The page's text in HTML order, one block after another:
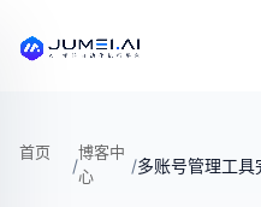
首页
/
博客中
心
/